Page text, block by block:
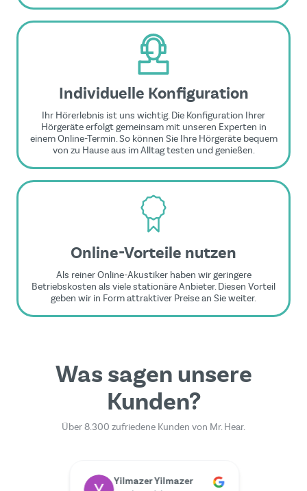
Individuelle Konfiguration
Ihr Hörerlebnis ist uns wichtig. Die Konfiguration Ihrer
Hörgeräte erfolgt gemeinsam mit unseren Experten in
einem Online-Termin. So können Sie Ihre Hörgeräte bequem
von zu Hause aus im Alltag testen und genießen.
Online-Vorteile nutzen
Als reiner Online-Akustiker haben wir geringere
Betriebskosten als viele stationäre Anbieter. Diesen Vorteil
geben wir in Form attraktiver Preise an Sie weiter.
Was sagen unsere
Kunden?
Über 8.300 zufriedene Kunden von Mr. Hear.
Yilmazer Yilmazer